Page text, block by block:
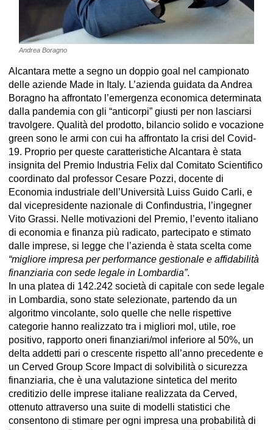
Andrea Boragno
Alcantara mette a segno un doppio goal nel campionato
delle aziende Made in Italy. L’azienda guidata da Andrea
Boragno ha affrontato l’emergenza economica determinata
dalla pandemia con gli “anticorpi” giusti per non lasciarsi
travolgere. Qualità del prodotto, bilancio solido e vocazione
green sono le armi con cui ha affrontato la crisi del Covid-
19. Proprio per queste caratteristiche Alcantara è stata
insignita del Premio Industria Felix dal Comitato Scientifico
coordinato dal professor Cesare Pozzi, docente di
Economia industriale dell’Università Luiss Guido Carli, e
dal vicepresidente nazionale di Confindustria, l’ingegner
Vito Grassi. Nelle motivazioni del Premio, l’evento italiano
di economia e finanza più radicato, partecipato e stimato
dalle imprese, si legge che l’azienda è stata scelta come
“migliore impresa per performance gestionale e affidabilità
finanziaria con sede legale in Lombardia”.
In una platea di 142.242 società di capitale con sede legale
in Lombardia, sono state selezionate, partendo da un
algoritmo vincolante, solo quelle che nelle rispettive
categorie hanno realizzato tra i migliori mol, utile, roe
positivo, rapporto oneri finanziari/mol inferiore al 50%, un
delta addetti pari o crescente rispetto all’anno precedente e
un Cerved Group Score Impact di solvibilità o sicurezza
finanziaria, che è una valutazione sintetica del merito
creditizio delle imprese italiane realizzata da Cerved,
ottenuto attraverso una suite di modelli statistici che
consentono di stimare per ogni impresa una probabilità di